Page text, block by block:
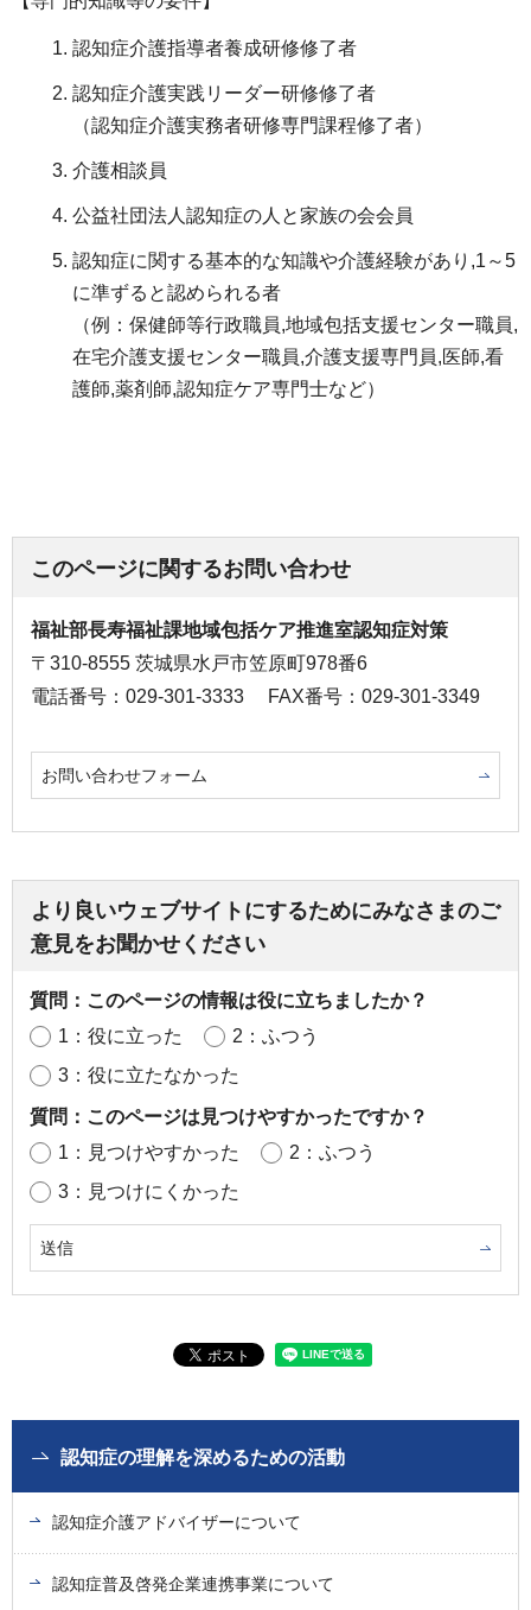
認知症介護指導者養成研修修了者
認知症介護実践リーダー研修修了者
（認知症介護実務者研修専門課程修了者）
介護相談員
公益社団法人認知症の人と家族の会会員
認知症に関する基本的な知識や介護経験があり,1～5
に準ずると認められる者
（例：保健師等行政職員,地域包括支援センター職員,
在宅介護支援センター職員,介護支援専門員,医師,看
護師,薬剤師,認知症ケア専門士など）
このページに関するお問い合わせ
福祉部長寿福祉課地域包括ケア推進室認知症対策
〒310-8555 茨城県水戸市笠原町978番6
電話番号：029-301-3333
FAX番号：029-301-3349
お問い合わせフォーム
より良いウェブサイトにするためにみなさまのご
意見をお聞かせください
質問：このページの情報は役に立ちましたか？
1：役に立った
2：ふつう
3：役に立たなかった
質問：このページは見つけやすかったですか？
1：見つけやすかった
2：ふつう
3：見つけにくかった
認知症の理解を深めるための活動
認知症介護アドバイザーについて
認知症普及啓発企業連携事業について